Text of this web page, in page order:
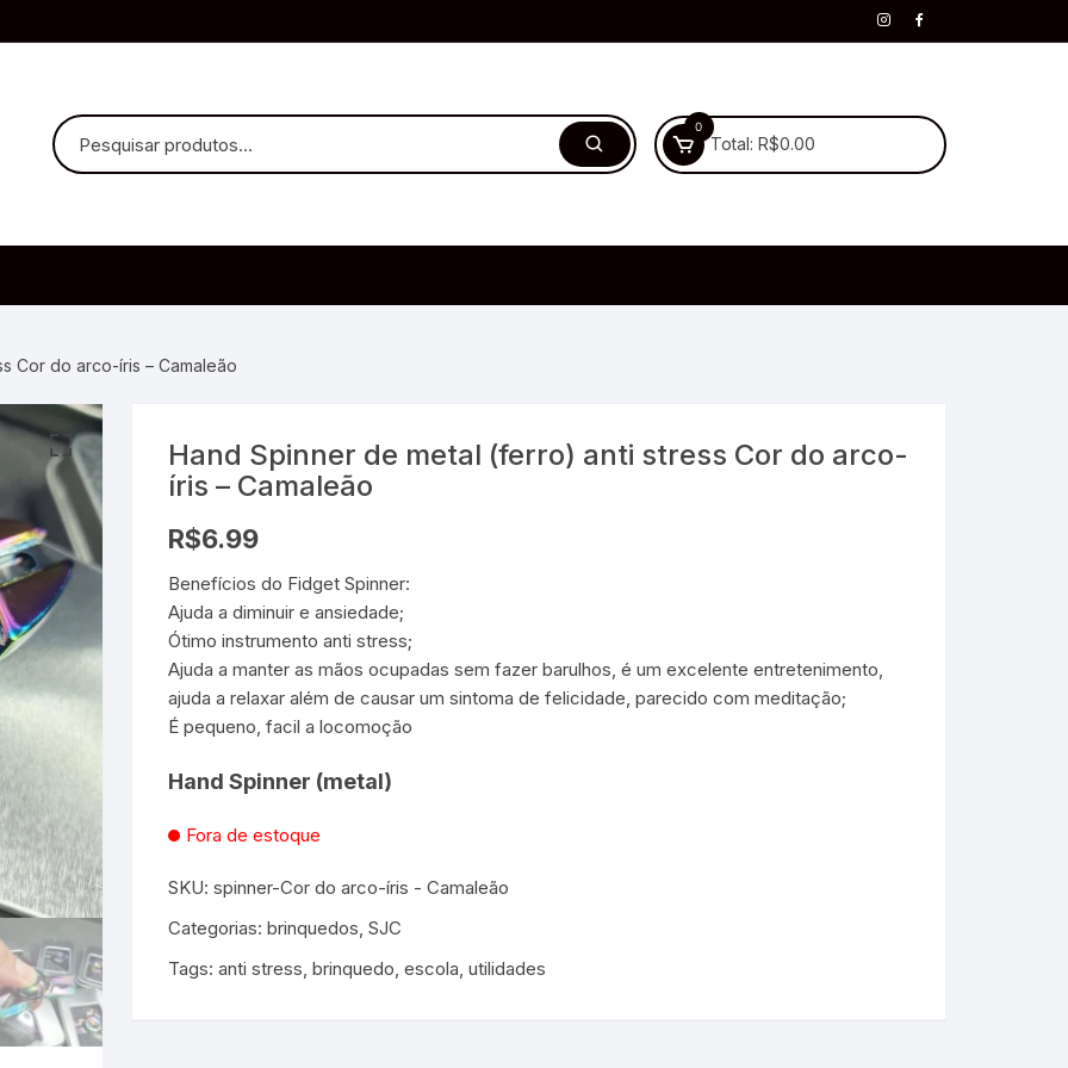
0
Total: R$0.00
Microfone
e Fontes
Utilidades e
– Boneca etc
Bebês e
Brinquedo
de Brinquedo
ao Ar Livre
Ferramentas e
Utilidades
Decoração de Parede
E FIXAÇÃO
para pintura
festa
Adesivos
Cor do arco-íris – Camaleão
Hand Spinner de metal (ferro) anti stress Cor do arco-
íris – Camaleão
R$6.99
Benefícios do Fidget Spinner:
Ajuda a diminuir e ansiedade;
Ótimo instrumento anti stress;
Ajuda a manter as mãos ocupadas sem fazer barulhos, é um excelente entretenimento,
ajuda a relaxar além de causar um sintoma de felicidade, parecido com meditação;
É pequeno, facil a locomoção
Hand Spinner (metal)
Fora de estoque
SKU: spinner-Cor do arco-íris - Camaleão
Categorias: brinquedos, SJC
Tags: anti stress, brinquedo, escola, utilidades